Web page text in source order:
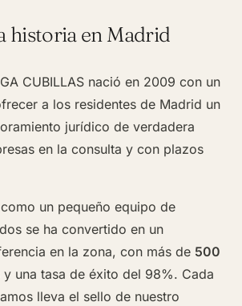
historia en Madrid
CUBILLAS nació en 2009 con un
a los residentes de Madrid un
jurídico de verdadera
en la consulta y con plazos
un pequeño equipo de
se ha convertido en un
en la zona, con más de 500
y una tasa de éxito del 98%. Cada
lleva el sello de nuestro